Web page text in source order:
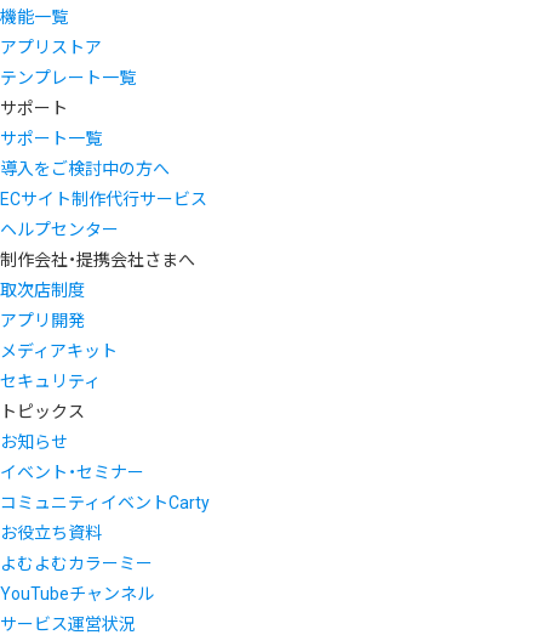
機能一覧
アプリストア
テンプレート一覧
サポート
サポート一覧
導入をご検討中の方へ
ECサイト制作代行サービス
ヘルプセンター
制作会社・提携会社さまへ
取次店制度
アプリ開発
メディアキット
セキュリティ
トピックス
お知らせ
イベント・セミナー
コミュニティイベントCarty
お役立ち資料
よむよむカラーミー
YouTubeチャンネル
サービス運営状況